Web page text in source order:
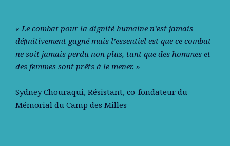
« Le combat pour la dignité humaine n’est jamais
déﬁnitivement gagné mais l’essentiel est que ce combat
ne soit jamais perdu non plus, tant que des hommes et
des femmes sont prêts à le mener. »
Sydney Chouraqui, Résistant, co-fondateur du
Mémorial du Camp des Milles